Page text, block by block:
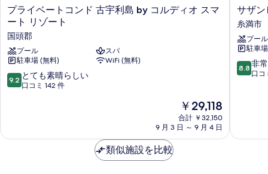
表
す
る
プ
ラ
ベ
ー
ト
コ
ン
島
プライベートコンド 古宇利島 by コルディオ スマ
ート リゾート
国頭郡
プール
スパ
駐車場 (無料)
WiFi (無料)
10
段
て
9.2 とても素晴らしい
口コミ 142 件
現
在
の
￥29,118
合計 ￥32,150
9 月 3 日 ～ 9 月 4 日
サ
ザ
ン
ビ
ー
チ
ホ
ー
サザン
糸満市
プール
駐車
10
段
に
8.8 非
口コ
類似施設を比較